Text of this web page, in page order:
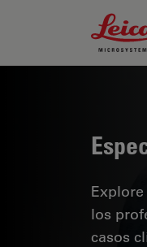
Leica
los
casos